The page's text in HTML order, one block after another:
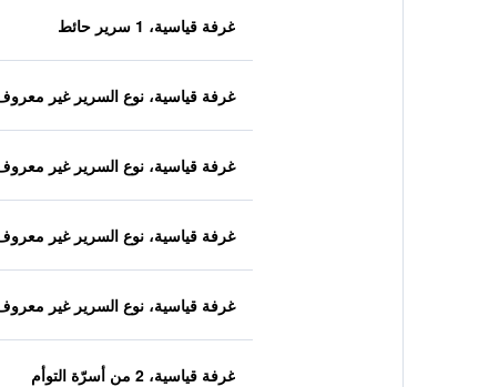
غرفة قياسية، 1 سرير حائط
غرفة قياسية، نوع السرير غير
غرفة قياسية، نوع السرير غير
غرفة قياسية، نوع السرير غير
غرفة قياسية، نوع السرير غير
غرفة قياسية، 2 من أسرّة التوأم